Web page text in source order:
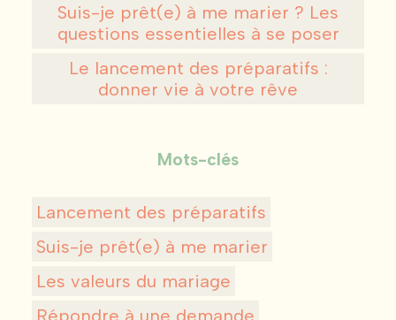
Suis-je prêt(e) à me marier ? Les
questions essentielles à se poser
Le lancement des préparatifs :
donner vie à votre rêve
Mots-clés
Lancement des préparatifs
Suis-je prêt(e) à me marier
Les valeurs du mariage
Répondre à une demande